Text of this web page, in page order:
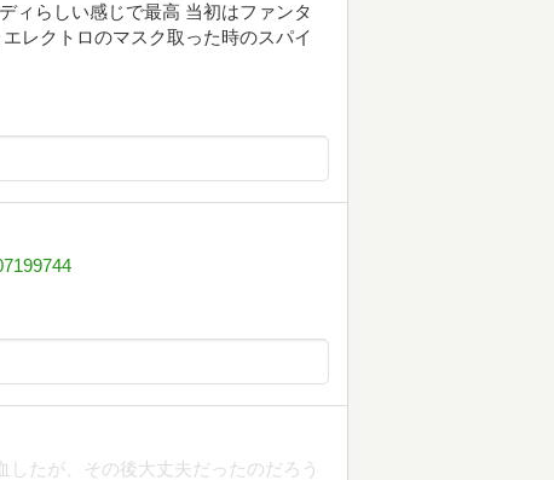
ィらしい感じで最高 当初はファンタ
レクトロのマスク取った時のスパイ
たが、その後大丈夫だったのだろう